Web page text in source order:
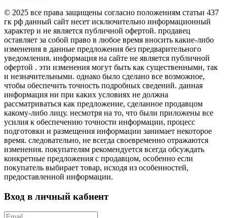
© 2025 все права защищены согласно положениям статьи 437
гк рф данный сайт несет исключительно информационный
характер и не является публичной офертой. продавец
оставляет за собой право в любое время вносить какие-либо
изменения в данные предложения без предварительного
уведомления. информация на сайте не является публичной
офертой . эти изменения могут быть как существенными, так
и незначительными. однако было сделано все возможное,
чтобы обеспечить точность подробных сведений. данная
информация ни при каких условиях не должна
рассматриваться как предложение, сделанное продавцом
какому-либо лицу. несмотря на то, что были приложены все
усилия к обеспечению точности информации, процесс
подготовки и размещения информации занимает некоторое
время. следовательно, не всегда своевременно отражаются
изменения. покупателям рекомендуется всегда обсуждать
конкретные предложения с продавцом, особенно если
покупатель выбирает товар, исходя из особенностей,
предоставленной информации.
Вход в личный кабиент